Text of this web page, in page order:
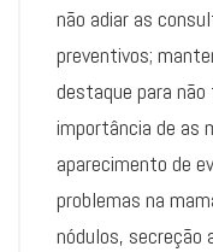
não adiar as
preventivos;
destaque para
importância de as
aparecimento de
problemas na
nódulos, secreção